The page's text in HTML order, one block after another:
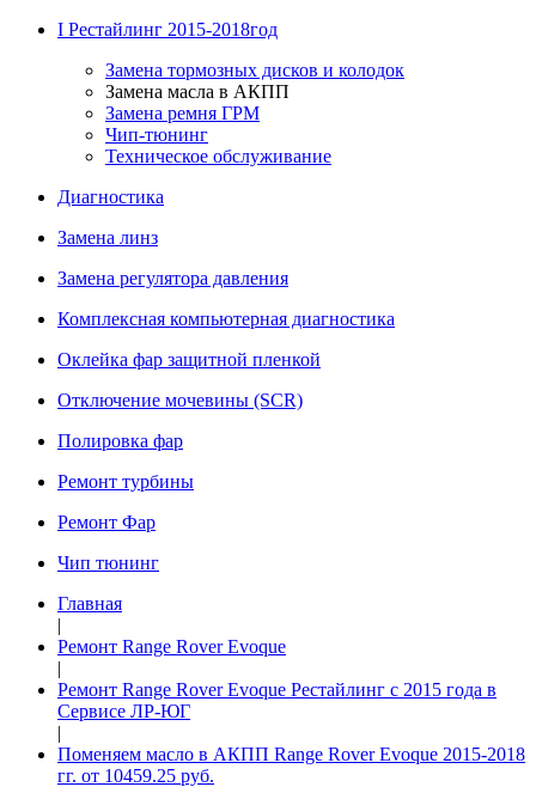
I Рестайлинг 2015-2018год
Замена тормозных дисков и колодок
Замена масла в АКПП
Замена ремня ГРМ
Чип-тюнинг
Техническое обслуживание
Диагностика
Замена линз
Замена регулятора давления
Комплексная компьютерная диагностика
Оклейка фар защитной пленкой
Отключение мочевины (SCR)
Полировка фар
Ремонт турбины
Ремонт Фар
Чип тюнинг
Главная
|
Ремонт Range Rover Evoque
|
Ремонт Range Rover Evoque Рестайлинг с 2015 года в
Сервисе ЛР-ЮГ
|
Поменяем масло в АКПП Range Rover Evoque 2015-2018
гг. от 10459.25 руб.